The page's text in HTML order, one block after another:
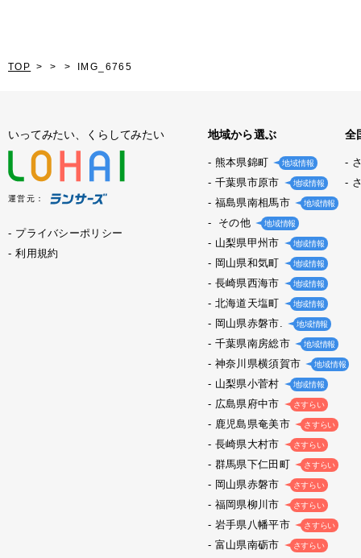
TOP IMG_6765
いってみたい、くらしてみたい
運営元：
プライバシーポリシー
利用規約
地域から選ぶ
熊本県錦町 地域情報
千葉県市原市 地域情報
福島県南相馬市 地域情報
その他 地域情報
山梨県甲州市 地域情報
岡山県和気町 地域情報
長崎県西海市 地域情報
北海道天塩町 地域情報
岡山県赤磐市. 地域情報
千葉県南房総市 地域情報
神奈川県横須賀市 地域情報
山梨県小菅村 地域情報
広島県府中市 さすらい
鹿児島県奄美市 さすらい
長崎県大村市 さすらい
群馬県下仁田町 さすらい
岡山県赤磐市 さすらい
福岡県柳川市 さすらい
岩手県八幡平市 さすらい
富山県南砺市 さすらい
全